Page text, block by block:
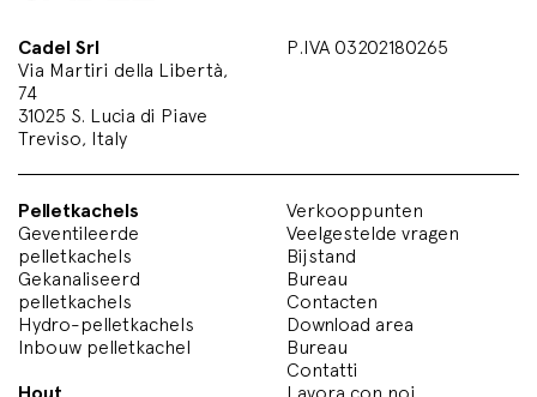
Cadel Srl
Via Martiri della Libertà,
74
31025 S. Lucia di Piave
Treviso, Italy
P.IVA 03202180265
Pelletkachels
Geventileerde
pelletkachels
Gekanaliseerd
pelletkachels
Hydro-pelletkachels
Inbouw pelletkachel
Verkooppunten
Veelgestelde vragen
Bijstand
Bureau
Contacten
Download area
Bureau
Contatti